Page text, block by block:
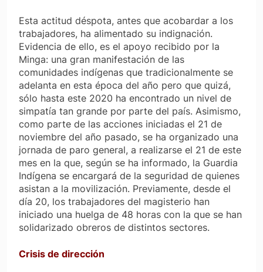
Esta actitud déspota, antes que acobardar a los
trabajadores, ha alimentado su indignación.
Evidencia de ello, es el apoyo recibido por la
Minga: una gran manifestación de las
comunidades indígenas que tradicionalmente se
adelanta en esta época del año pero que quizá,
sólo hasta este 2020 ha encontrado un nivel de
simpatía tan grande por parte del país. Asimismo,
como parte de las acciones iniciadas el 21 de
noviembre del año pasado, se ha organizado una
jornada de paro general, a realizarse el 21 de este
mes en la que, según se ha informado, la Guardia
Indígena se encargará de la seguridad de quienes
asistan a la movilización. Previamente, desde el
día 20, los trabajadores del magisterio han
iniciado una huelga de 48 horas con la que se han
solidarizado obreros de distintos sectores.
Crisis de dirección